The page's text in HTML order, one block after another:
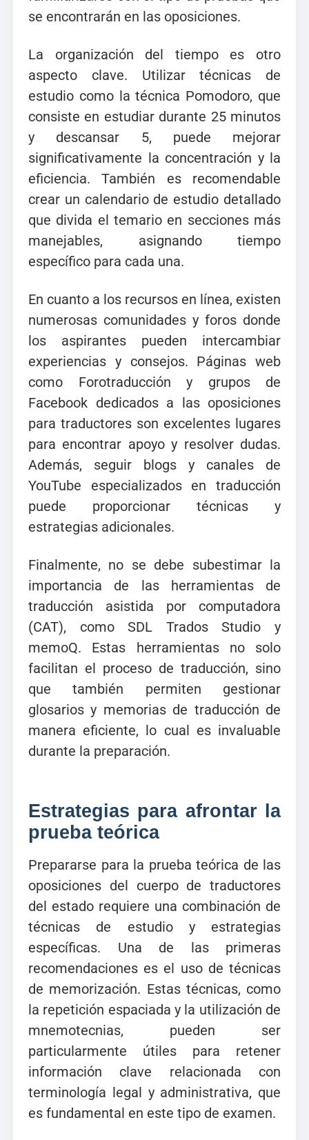
se encontrarán en las oposiciones.
La organización del tiempo es otro
aspecto clave. Utilizar técnicas de
estudio como la técnica Pomodoro, que
consiste en estudiar durante 25 minutos
y descansar 5, puede mejorar
significativamente la concentración y la
eficiencia. También es recomendable
crear un calendario de estudio detallado
que divida el temario en secciones más
manejables, asignando tiempo
específico para cada una.
En cuanto a los recursos en línea, existen
numerosas comunidades y foros donde
los aspirantes pueden intercambiar
experiencias y consejos. Páginas web
como Forotraducción y grupos de
Facebook dedicados a las oposiciones
para traductores son excelentes lugares
para encontrar apoyo y resolver dudas.
Además, seguir blogs y canales de
YouTube especializados en traducción
puede proporcionar técnicas y
estrategias adicionales.
Finalmente, no se debe subestimar la
importancia de las herramientas de
traducción asistida por computadora
(CAT), como SDL Trados Studio y
memoQ. Estas herramientas no solo
facilitan el proceso de traducción, sino
que también permiten gestionar
glosarios y memorias de traducción de
manera eficiente, lo cual es invaluable
durante la preparación.
Estrategias para afrontar la
prueba teórica
Prepararse para la prueba teórica de las
oposiciones del cuerpo de traductores
del estado requiere una combinación de
técnicas de estudio y estrategias
específicas. Una de las primeras
recomendaciones es el uso de técnicas
de memorización. Estas técnicas, como
la repetición espaciada y la utilización de
mnemotecnias, pueden ser
particularmente útiles para retener
información clave relacionada con
terminología legal y administrativa, que
es fundamental en este tipo de examen.